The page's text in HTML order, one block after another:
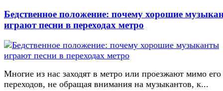
Бедственное положение: почему хорошие
играют песни в переходах метро
Многие из нас заходят в метро или проезжают мимо его
переходов, не обращая внимания на музыкантов, к...